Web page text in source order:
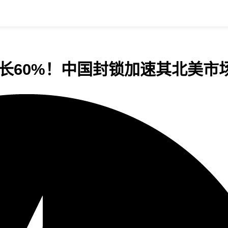
60%！中国封锁加速其北美市